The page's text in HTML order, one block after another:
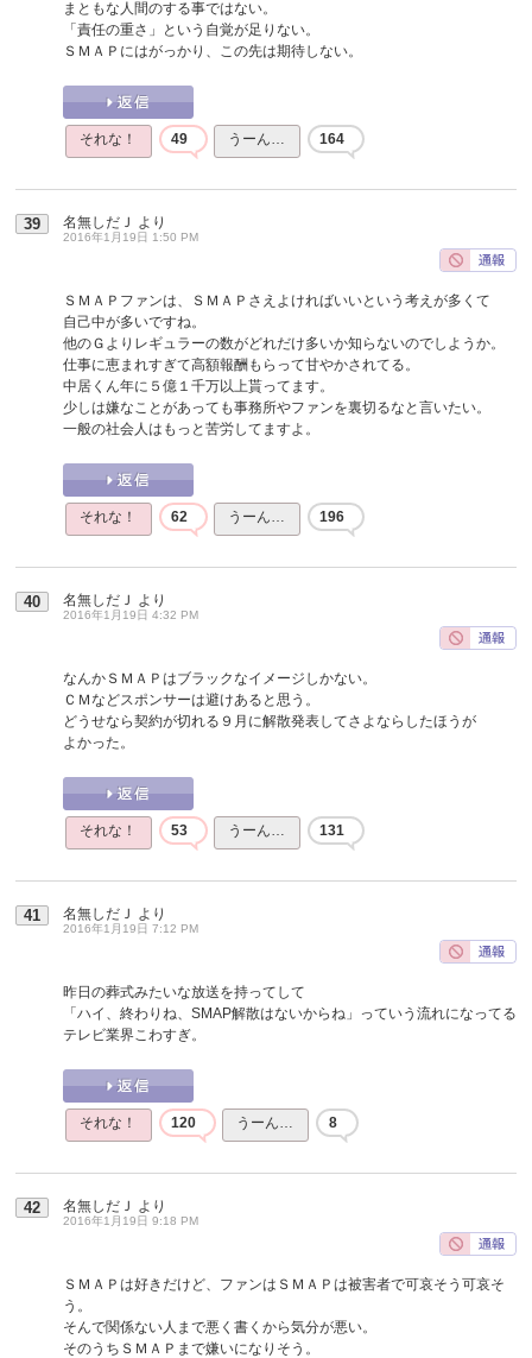
まともな人間のする事ではない。
「責任の重さ」という自覚が足りない。
ＳＭＡＰにはがっかり、この先は期待しない。
それな！ 49 うーん… 164
39 名無しだＪ より
2016年1月19日 1:50 PM
ＳＭＡＰファンは、ＳＭＡＰさえよければいいという考えが多くて
自己中が多いですね。
他のＧよりレギュラーの数がどれだけ多いか知らないのでしようか。
仕事に恵まれすぎて高額報酬もらって甘やかされてる。
中居くん年に５億１千万以上貰ってます。
少しは嫌なことがあっても事務所やファンを裏切るなと言いたい。
一般の社会人はもっと苦労してますよ。
それな！ 62 うーん… 196
40 名無しだＪ より
2016年1月19日 4:32 PM
なんかＳＭＡＰはブラックなイメージしかない。
ＣＭなどスポンサーは避けあると思う。
どうせなら契約が切れる９月に解散発表してさよならしたほうが
よかった。
それな！ 53 うーん… 131
41 名無しだＪ より
2016年1月19日 7:12 PM
昨日の葬式みたいな放送を持ってして
「ハイ、終わりね、SMAP解散はないからね」っていう流れになってる
テレビ業界こわすぎ。
それな！ 120 うーん… 8
42 名無しだＪ より
2016年1月19日 9:18 PM
ＳＭＡＰは好きだけど、ファンはＳＭＡＰは被害者で可哀そう可哀そ
う。
そんで関係ない人まで悪く書くから気分が悪い。
そのうちＳＭＡＰまで嫌いになりそう。